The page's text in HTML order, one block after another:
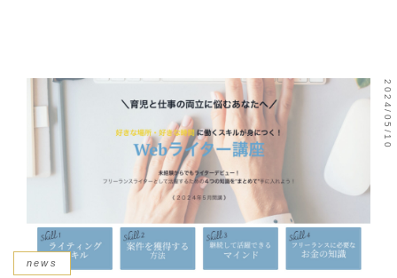
news
2024/05/10